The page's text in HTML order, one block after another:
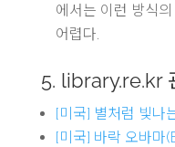
에서는 이런 방식
어렵다.
5. library.re.kr
[미국] 별처럼 빛나
[미국] 바락 오바마